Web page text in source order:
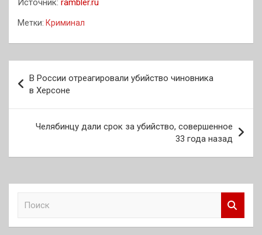
Источник: rambler.ru
Метки: Криминал
по
записям
В России отреагировали убийство чиновника
в Херсоне
Челябинцу дали срок за убийство, совершенное
33 года назад